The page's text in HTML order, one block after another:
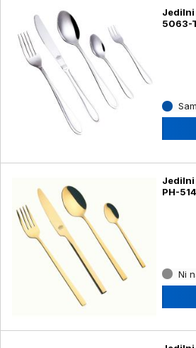
Jedilni
5063-
Jedilni
PH-
Ni